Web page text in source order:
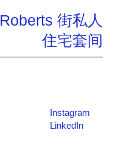
Roberts 街私人
住宅套间
Instagram
LinkedIn